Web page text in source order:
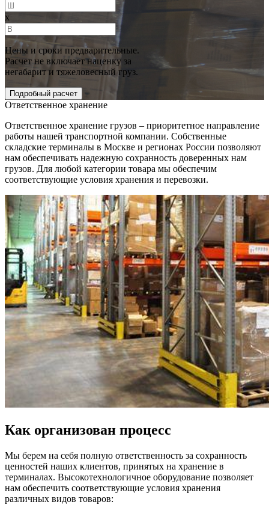
x
Цены и сроки предварительные.
Расчет не включает наценку за
негабарит и тяжеловесный груз.
Ответственное хранение
Ответственное хранение грузов – приоритетное направление
работы нашей транспортной компании. Собственные
складские терминалы в Москве и регионах России позволяют
нам обеспечивать надежную сохранность доверенных нам
грузов. Для любой категории товара мы обеспечим
соответствующие условия хранения и перевозки.
Как организован процесс
Мы берем на себя полную ответственность за сохранность
ценностей наших клиентов, принятых на хранение в
терминалах. Высокотехнологичное оборудование позволяет
нам обеспечить соответствующие условия хранения
различных видов товаров: